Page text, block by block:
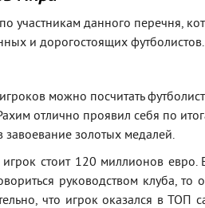
участникам данного перечня,
и дорогостоящих футболистов.
можно посчитать
отлично проявил себя по
золотых медалей.
стоит 120 миллионов евро.
руководством клуба, то
что игрок оказался в ТОП